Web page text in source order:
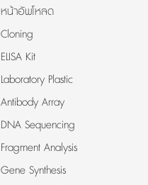
หน้าอัพโหลด
Cloning
ELISA Kit
Laboratory Plastic
Antibody Array
DNA Sequencing
Fragment Analysis
Gene Synthesis